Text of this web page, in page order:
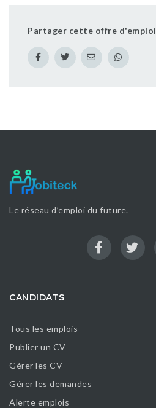
Partager cette offre d'emploi
Le réseau d’emploi du future.
CANDIDATS
Tous les emplois
Publier un CV
Gérer les CV
Gérer les demandes
Alerte emplois